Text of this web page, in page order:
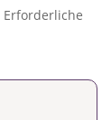
Erforderliche